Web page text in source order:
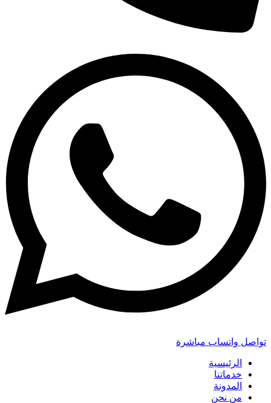
تواصل واتساب مباشرة
الرئيسية
خدماتنا
المدونة
من نحن